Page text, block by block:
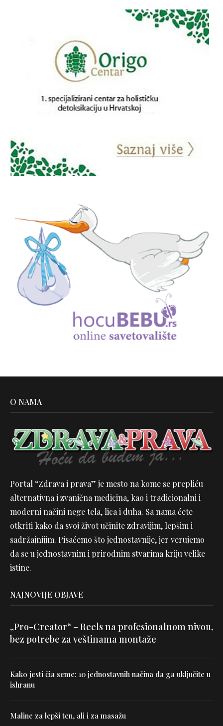
O NAMA
Portal “Zdrava i prava” je mesto na kome se prepliću
alternativna i zvanična medicina, kao i tradicionalni i
moderni načini nege tela, lica i duha. Sa nama ćete
otkriti kako da svoj život učinite zdravijim, lepšim i
sadržajnijim. Pisaćemo što jednostavnije, jer verujemo
da se u jednostavnim i prirodnim stvarima kriju velike
istine.
NAJNOVIJE OBJAVE
„Pro-Creator“ – Reels na profesionalnom nivou,
bez potrebe za veštinama montaže
Kako jesti čia seme: 10 jednostavnih načina da ga uključite u
ishranu
Maline za lepši ten, ali i za masažu